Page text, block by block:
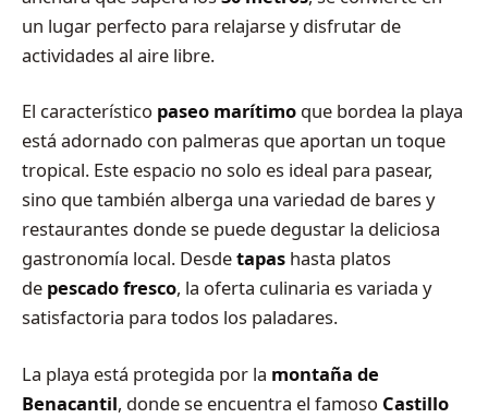
un lugar perfecto para relajarse y disfrutar de
actividades al aire libre.
El característico paseo marítimo que bordea la playa
está adornado con palmeras que aportan un toque
tropical. Este espacio no solo es ideal para pasear,
sino que también alberga una variedad de bares y
restaurantes donde se puede degustar la deliciosa
gastronomía local. Desdetapas hasta platos
de pescado fresco, la oferta culinaria es variada y
satisfactoria para todos los paladares.
La playa está protegida por la montaña de
Benacantil, donde se encuentra el famoso Castillo